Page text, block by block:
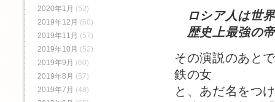
ロシア人は世
歴史上最強の
その演説のあと
鉄の女
と、あだ名をつ
2020年1月 (52)
2019年12月 (60)
2019年11月 (57)
2019年10月 (52)
2019年9月 (60)
2019年8月 (57)
2019年7月 (48)